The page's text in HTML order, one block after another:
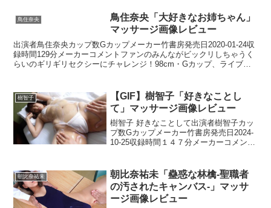
鳥住奈央
鳥住奈央「大好きなお姉ちゃん」
マッサージ画像レビュー
出演者鳥住奈央カップ数Gカップメーカー竹書房発売日2020-01-24収
録時間129分メーカーコメントファンのみんながビックリしちゃうく
らいのギリギリセクシーにチャレンジ！98cm・Gカップ、ライブア
樹智子
【GIF】樹智子「好きなことし
て」マッサージ画像レビュー
樹智子 好きなことして出演者樹智子カッ
プ数Gカップメーカー竹書房発売日2024-
10-25収録時間１４７分メーカーコメント
っとセクシーな姿を披露。マッサージレ
ビューGI...
朝比奈祐未
朝比奈祐未「蠱惑な林檎-聖職者
の汚されたキャンバス-」マッサ
ージ画像レビュー